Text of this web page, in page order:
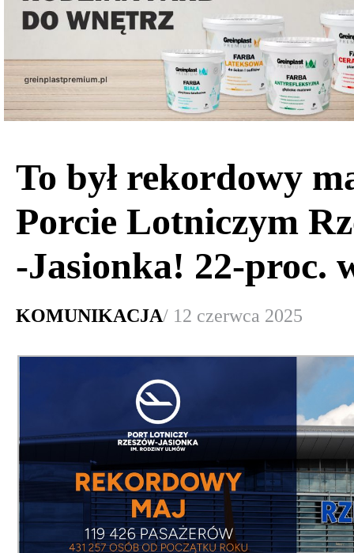
To był rekordowy
Porcie Lotniczym
-Jasionka! 22-proc.
KOMUNIKACJA/ 12 czerwca 2025